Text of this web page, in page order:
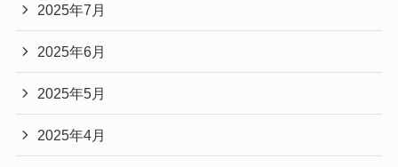
2025年7月
2025年6月
2025年5月
2025年4月